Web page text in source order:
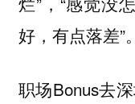
好，有点落差”。
职场Bonus去